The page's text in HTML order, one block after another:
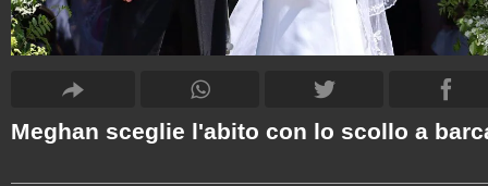
Meghan sceglie l'abito con lo scollo a